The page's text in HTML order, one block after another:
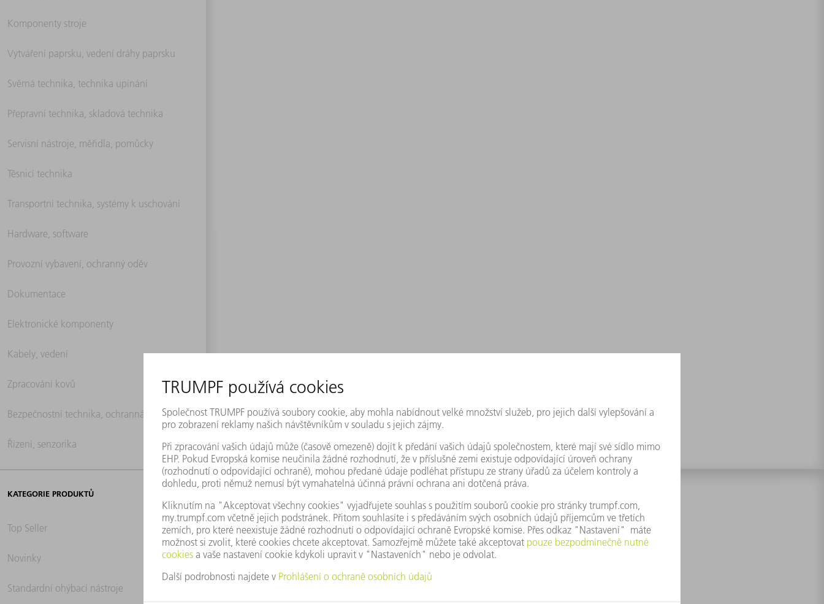
Komponenty stroje
Vytváření paprsku, vedení dráhy paprsku
Svěrná technika, technika upínání
Přepravní technika, skladová technika
Servisní nástroje, měřidla, pomůcky
Těsnicí technika
Transportní technika, systémy k uschování
Hardware, software
Provozní vybavení, ochranný oděv
Dokumentace
Elektronické komponenty
Kabely, vedení
Zpracování kovů
Bezpečnostní technika, ochranná technika
Řízení, senzorika
KATEGORIE PRODUKTŮ
Top Seller
Novinky
Standardní ohýbací nástroje 0 záznamy